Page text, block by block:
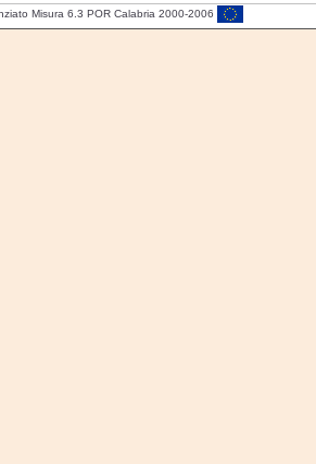
Misura 6.3 POR Calabria 2000-2006